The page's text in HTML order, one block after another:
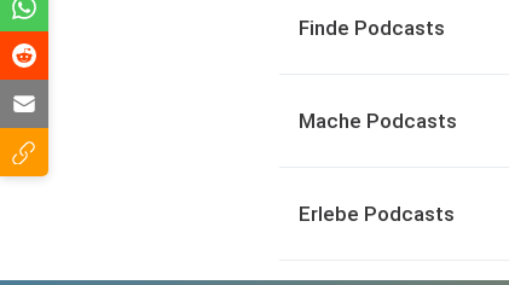
Finde Podcasts
Mache Podcasts
Erlebe Podcasts